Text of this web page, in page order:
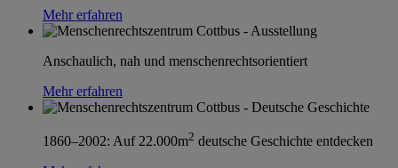
Mehr erfahren
Anschaulich, nah und menschenrechtsorientiert
Mehr erfahren
1860–2002: Auf 22.000m2 deutsche Geschichte entdecken